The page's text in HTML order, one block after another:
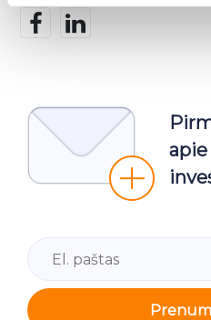
specific characteristics
Find out more about how
We use cookies to provide
traffic data, display
advertising. See more in our
apie